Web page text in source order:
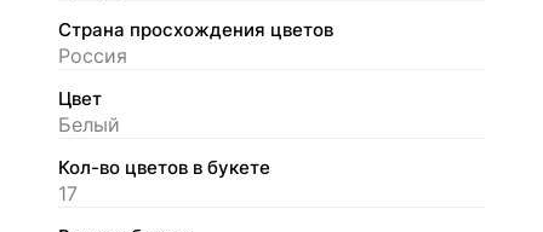
Страна просхождения цветов
Россия
Цвет
Белый
Кол-во цветов в букете
17